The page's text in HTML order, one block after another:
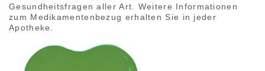
Gesundheitsfragen aller Art. Weitere Informationen
zum Medikamentenbezug erhalten Sie in jeder
Apotheke.